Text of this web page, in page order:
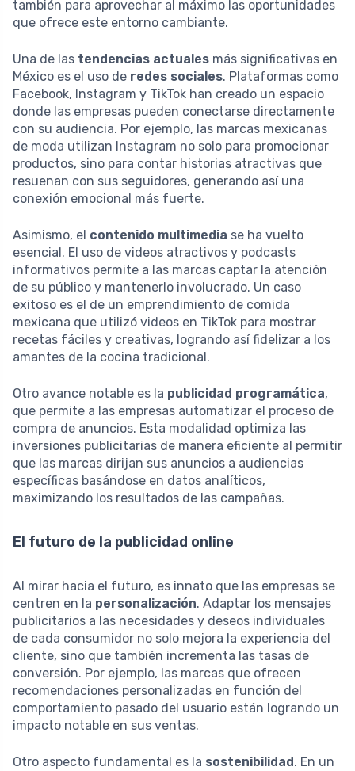
también para aprovechar al máximo las oportunidades
que ofrece este entorno cambiante.
Una de las tendencias actuales más significativas en
México es el uso de redes sociales. Plataformas como
Facebook, Instagram y TikTok han creado un espacio
donde las empresas pueden conectarse directamente
con su audiencia. Por ejemplo, las marcas mexicanas
de moda utilizan Instagram no solo para promocionar
productos, sino para contar historias atractivas que
resuenan con sus seguidores, generando así una
conexión emocional más fuerte.
Asimismo, el contenido multimedia se ha vuelto
esencial. El uso de videos atractivos y podcasts
informativos permite a las marcas captar la atención
de su público y mantenerlo involucrado. Un caso
exitoso es el de un emprendimiento de comida
mexicana que utilizó videos en TikTok para mostrar
recetas fáciles y creativas, logrando así fidelizar a los
amantes de la cocina tradicional.
Otro avance notable es la publicidad programática,
que permite a las empresas automatizar el proceso de
compra de anuncios. Esta modalidad optimiza las
inversiones publicitarias de manera eficiente al permitir
que las marcas dirijan sus anuncios a audiencias
específicas basándose en datos analíticos,
maximizando los resultados de las campañas.
El futuro de la publicidad online
Al mirar hacia el futuro, es innato que las empresas se
centren en la personalización. Adaptar los mensajes
publicitarios a las necesidades y deseos individuales
de cada consumidor no solo mejora la experiencia del
cliente, sino que también incrementa las tasas de
conversión. Por ejemplo, las marcas que ofrecen
recomendaciones personalizadas en función del
comportamiento pasado del usuario están logrando un
impacto notable en sus ventas.
Otro aspecto fundamental es la sostenibilidad . En un